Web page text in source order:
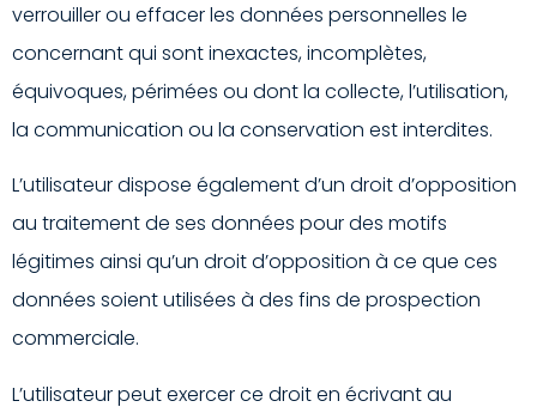
verrouiller ou effacer les données personnelles le
concernant qui sont inexactes, incomplètes,
équivoques, périmées ou dont la collecte, l’utilisation,
la communication ou la conservation est interdites.
L’utilisateur dispose également d’un droit d’opposition
au traitement de ses données pour des motifs
légitimes ainsi qu’un droit d’opposition à ce que ces
données soient utilisées à des fins de prospection
commerciale.
L’utilisateur peut exercer ce droit en écrivant au